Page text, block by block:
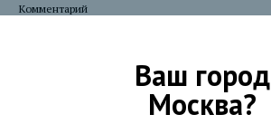
Комментарий
Ваш город
Москва?